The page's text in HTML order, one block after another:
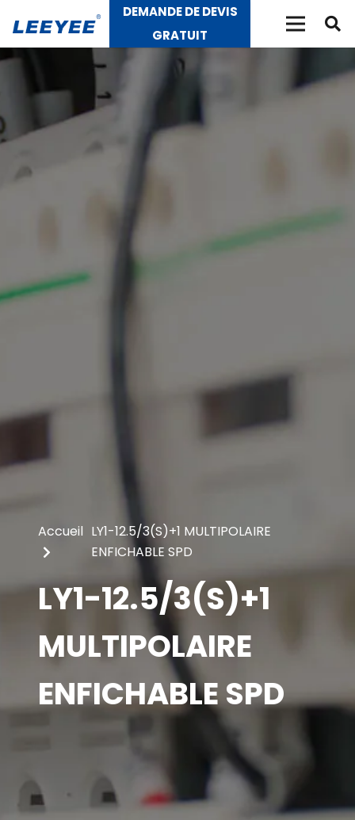
DEMANDE DE DEVIS
GRATUIT
Accueil LY1-12.5/3(S)+1 MULTIPOLAIRE
ENFICHABLE SPD
LY1-12.5/3(S)+1
MULTIPOLAIRE
ENFICHABLE SPD